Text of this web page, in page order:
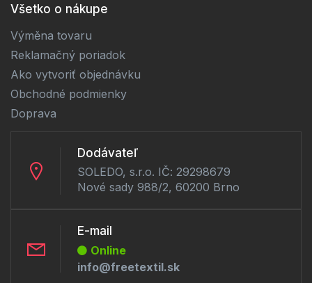
Všetko o nákupe
Výměna tovaru
Reklamačný poriadok
Ako vytvoriť objednávku
Obchodné podmienky
Doprava
Dodávateľ
SOLEDO, s.r.o. IČ: 29298679
Nové sady 988/2, 60200 Brno
E-mail
Online
info@freetextil.sk